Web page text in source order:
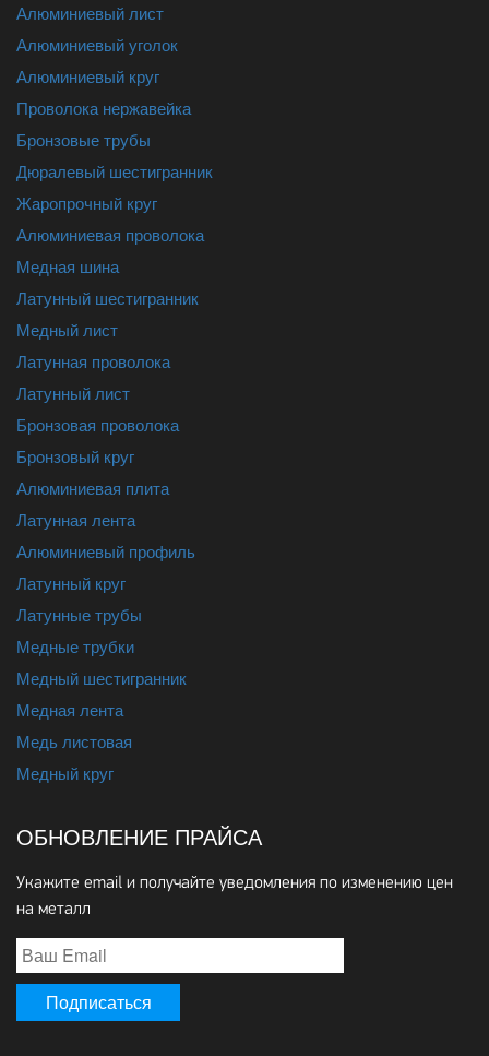
Алюминиевый лист
Алюминиевый уголок
Алюминиевый круг
Проволока нержавейка
Бронзовые трубы
Дюралевый шестигранник
Жаропрочный круг
Алюминиевая проволока
Медная шина
Латунный шестигранник
Медный лист
Латунная проволока
Латунный лист
Бронзовая проволока
Бронзовый круг
Алюминиевая плита
Латунная лента
Алюминиевый профиль
Латунный круг
Латунные трубы
Медные трубки
Медный шестигранник
Медная лента
Медь листовая
Медный круг
ОБНОВЛЕНИЕ ПРАЙСА
Укажите email и получайте уведомления по изменению цен
на металл